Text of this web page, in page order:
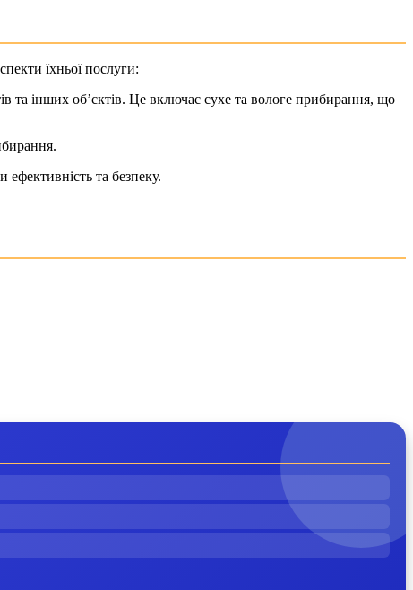
їхньої послуги:
та інших об’єктів. Це включає сухе та вологе прибирання, що
та безпеку.